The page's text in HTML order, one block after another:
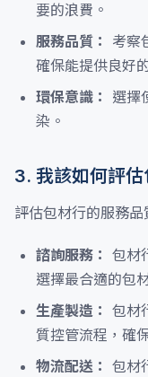
要的浪費。
服務品質：
考察
確保能提供良好
環保意識：
選擇
染。
3. 我該如何評估
評估包材行的服務品
諮詢服務： 包材
選擇最合適的包
生產製造： 包材
質控管流程，確
物流配送： 包材